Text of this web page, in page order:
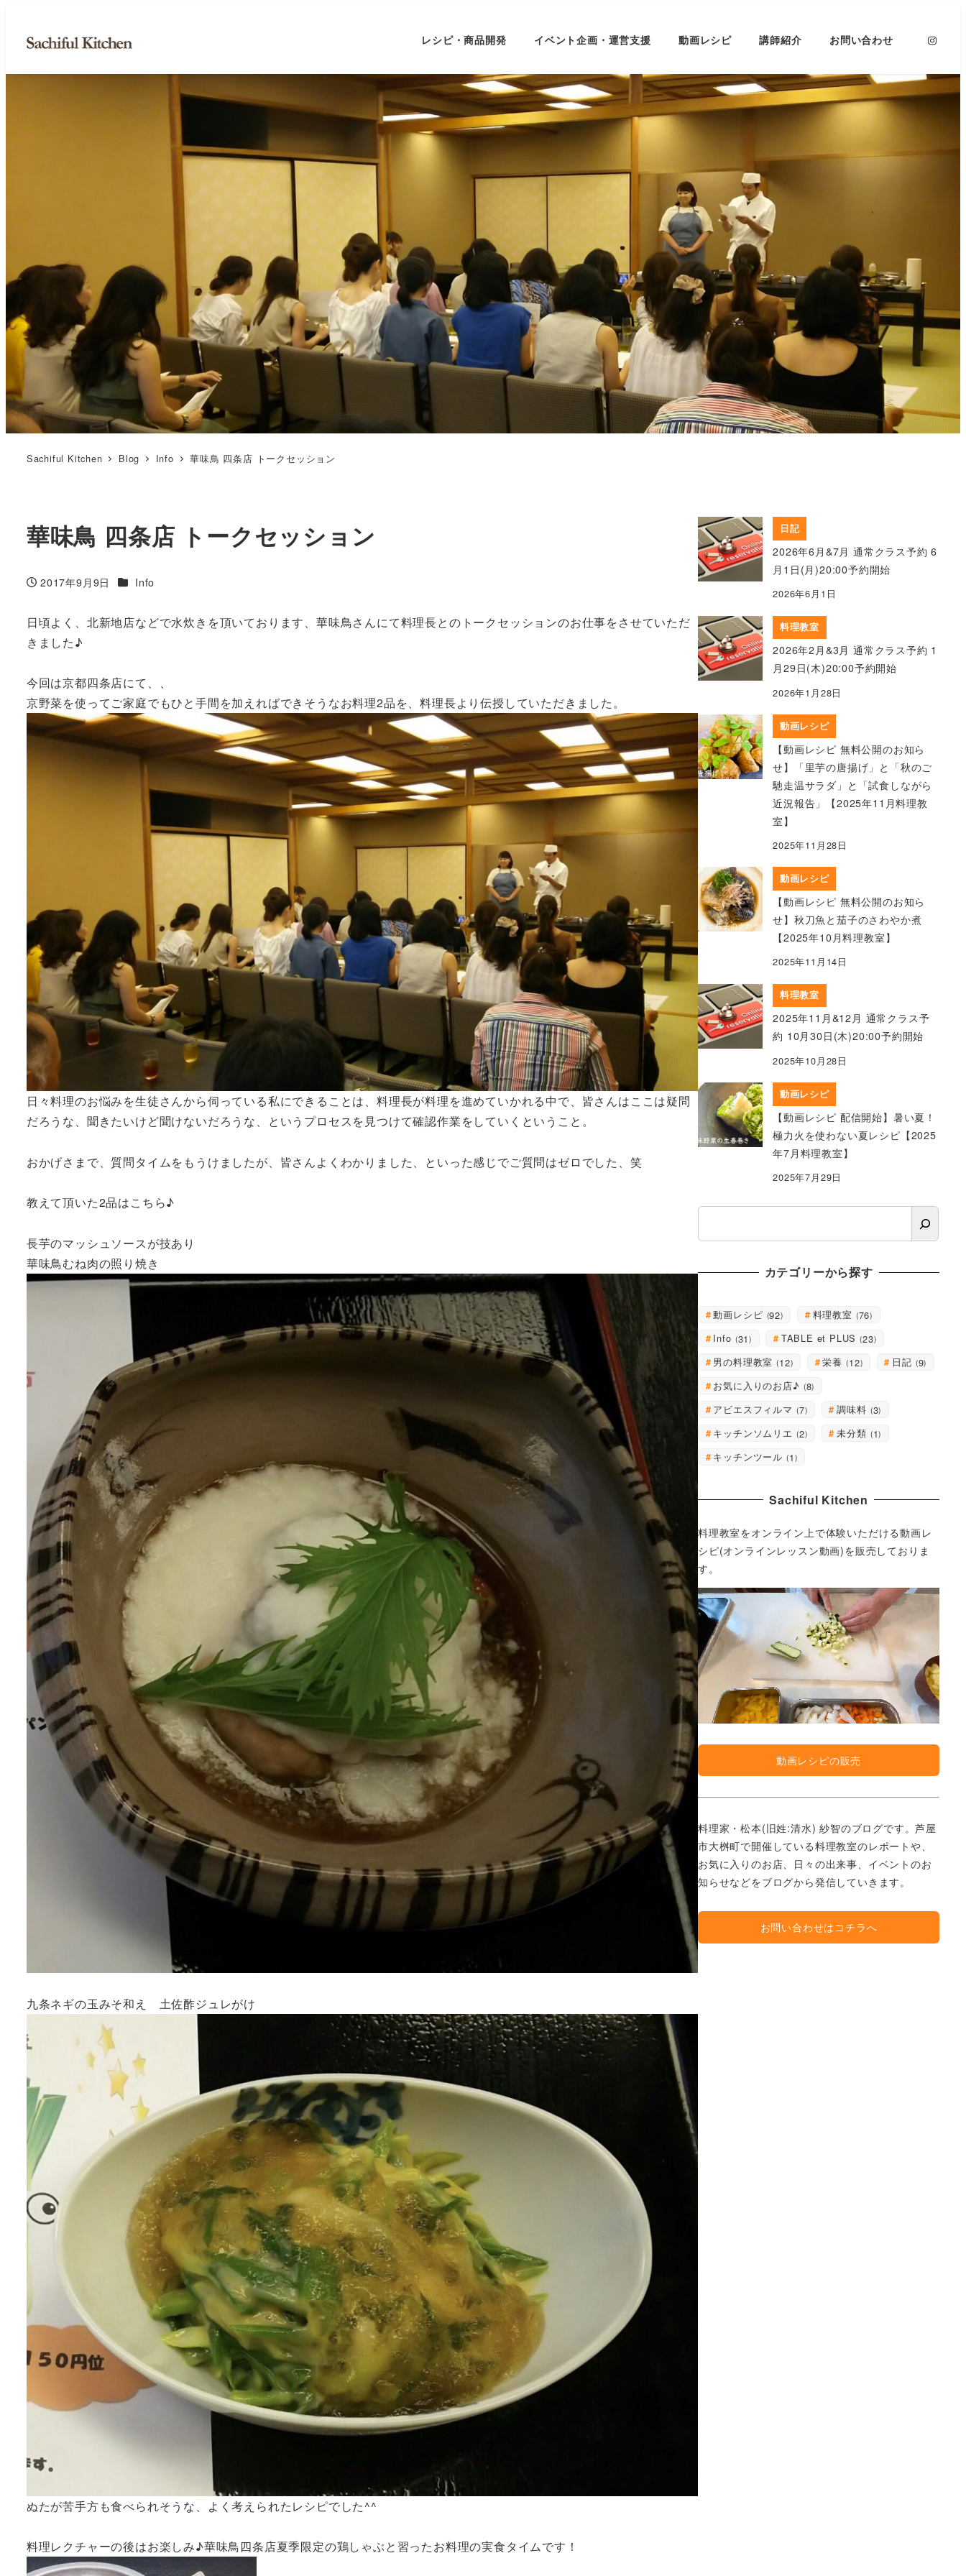
レシピ・商品開発 イベント企画・運営支援 動画レシピ 講師紹介 お問い合わせ
Sachiful Kitchen Blog Info 華味鳥 四条店 トークセッション
華味鳥 四条店 トークセッション
投稿日
2017年9月9日 カテゴリー
Info
日頃よく、北新地店などで水炊きを頂いております、華味鳥さんにて料理長とのトークセッションのお仕事をさせていただ
きました♪
今回は京都四条店にて、、
京野菜を使ってご家庭でもひと手間を加えればできそうなお料理2品を、料理長より伝授していただきました。
日々料理のお悩みを生徒さんから伺っている私にできることは、料理長が料理を進めていかれる中で、皆さんはここは疑問
だろうな、聞きたいけど聞けないだろうな、というプロセスを見つけて確認作業をしていくということ。
おかげさまで、質問タイムをもうけましたが、皆さんよくわかりました、といった感じでご質問はゼロでした、笑
教えて頂いた2品はこちら♪
長芋のマッシュソースが技あり
華味鳥むね肉の照り焼き
九条ネギの玉みそ和え 土佐酢ジュレがけ
ぬたが苦手方も食べられそうな、よく考えられたレシピでした^^
料理レクチャーの後はお楽しみ♪華味鳥四条店夏季限定の鶏しゃぶと習ったお料理の実食タイムです！
日記
2026年6月&7月 通常クラス予約 6
月1日(月)20:00予約開始
2026年6月1日
料理教室
2026年2月&3月 通常クラス予約 1
月29日(木)20:00予約開始
2026年1月28日
動画レシピ
【動画レシピ 無料公開のお知ら
せ】「里芋の唐揚げ」と「秋のご
馳走温サラダ」と「試食しながら
近況報告」【2025年11月料理教
室】
2025年11月28日
動画レシピ
【動画レシピ 無料公開のお知ら
せ】秋刀魚と茄子のさわやか煮
【2025年10月料理教室】
2025年11月14日
料理教室
2025年11月&12月 通常クラス予
約 10月30日(木)20:00予約開始
2025年10月28日
動画レシピ
【動画レシピ 配信開始】暑い夏！
極力火を使わない夏レシピ【2025
年7月料理教室】
2025年7月29日
カテゴリーから探す
動画レシピ 92 料理教室 76
Info 31 TABLE et PLUS 23
男の料理教室
12 栄養 12 日記 9
お気に入りのお店♪ 8
アビエスフィルマ 7 調味料 3
キッチンソムリエ 2 未分類 1
キッチンツール 1
Sachiful Kitchen
料理教室をオンライン上で体験いただける動画レ
シピ(オンラインレッスン動画)を販売しておりま
す。
動画レシピの販売
料理家・松本(旧姓:清水) 紗智のブログです。芦屋
市大桝町で開催している料理教室のレポートや、
お気に入りのお店、日々の出来事、イベントのお
知らせなどをブログから発信していきます。
お問い合わせはコチラへ